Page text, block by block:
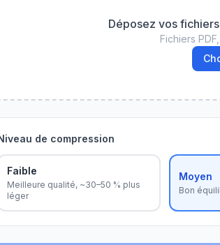
Déposez vos
Fichiers
de compression
Faible
Meilleure qualité, ~30–50 % plus
léger
Moyen
Bon